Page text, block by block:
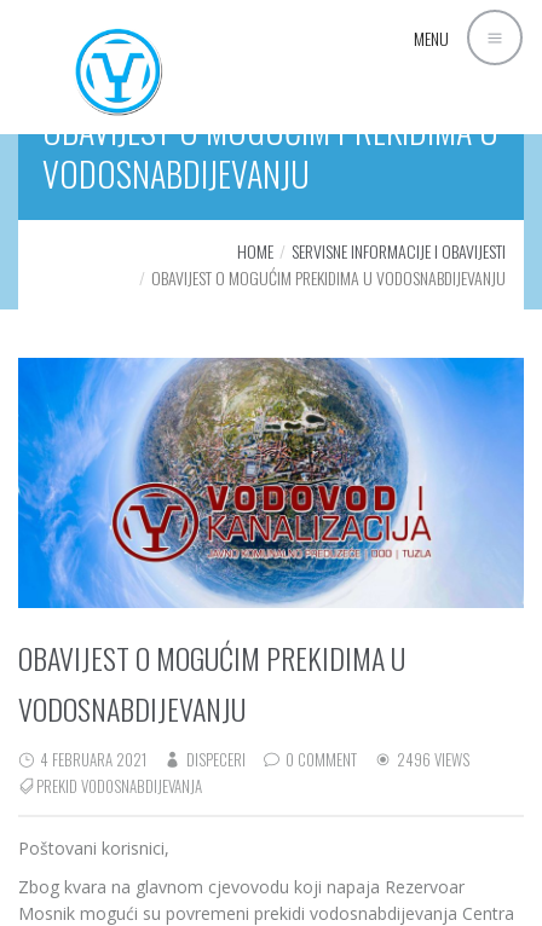
MENU
OBAVIJEST O MOGUĆIM PREKIDIMA U
VODOSNABDIJEVANJU
HOME
SERVISNE INFORMACIJE I OBAVIJESTI
OBAVIJEST O MOGUĆIM PREKIDIMA U VODOSNABDIJEVANJU
OBAVIJEST O MOGUĆIM PREKIDIMA U
VODOSNABDIJEVANJU
4 FEBRUARA 2021 DISPECERI 0 COMMENT
2496 VIEWS
PREKID VODOSNABDIJEVANJA
Poštovani korisnici,
Zbog kvara na glavnom cjevovodu koji napaja Rezervoar
Mosnik mogući su povremeni prekidi vodosnabdijevanja Centra